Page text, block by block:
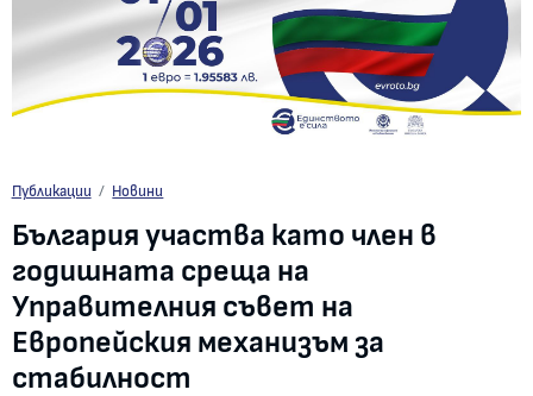
Публикации Новини
България участва като член в годишната среща на Управителния
България участва като член в
годишната среща на
Управителния съвет на
Европейския механизъм за
стабилност